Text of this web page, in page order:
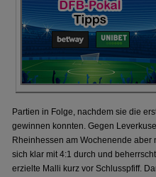
Partien in Folge, nachdem sie die
gewinnen konnten. Gegen
Rheinhessen am Wochenende aber
sich klar mit 4:1 durch und
erzielte Malli kurz vor Schlusspfiff.